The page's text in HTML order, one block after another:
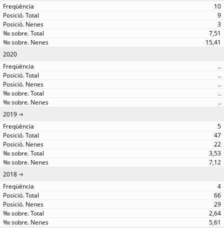
10
9
3
7,51
15,41
2020
..
..
..
..
..
2019
5
47
22
3,53
7,12
2018
4
66
29
2,64
5,61